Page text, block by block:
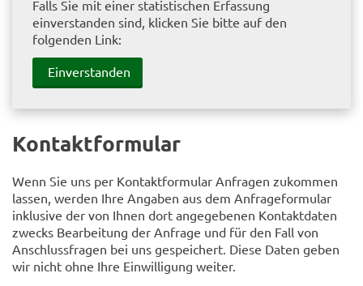
Falls Sie mit einer statistischen Erfassung
einverstanden sind, klicken Sie bitte auf den
folgenden Link:
Einverstanden
Kontaktformular
Wenn Sie uns per Kontaktformular Anfragen zukommen
lassen, werden Ihre Angaben aus dem Anfrageformular
inklusive der von Ihnen dort angegebenen Kontaktdaten
zwecks Bearbeitung der Anfrage und für den Fall von
Anschlussfragen bei uns gespeichert. Diese Daten geben
wir nicht ohne Ihre Einwilligung weiter.